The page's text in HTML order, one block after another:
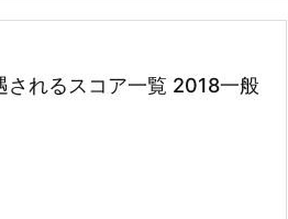

されるスコア一覧 2018一般